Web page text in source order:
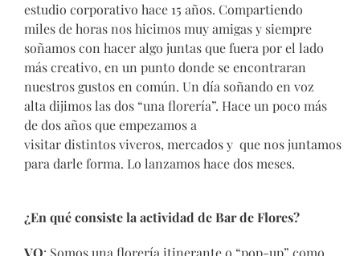
estudio corporativo hace 15 años. Compartiendo
miles de horas nos hicimos muy amigas y siempre
soñamos con hacer algo juntas que fuera por el lado
más creativo, en un punto donde se encontraran
nuestros gustos en común. Un día soñando en voz
alta dijimos las dos “una florería”. Hace un poco más
de dos años que empezamos a
visitar distintos viveros, mercados y que nos juntamos
para darle forma. Lo lanzamos hace dos meses.
¿En qué consiste la actividad de Bar de Flores?
VO: Somos una florería itinerante o “pop-up” como